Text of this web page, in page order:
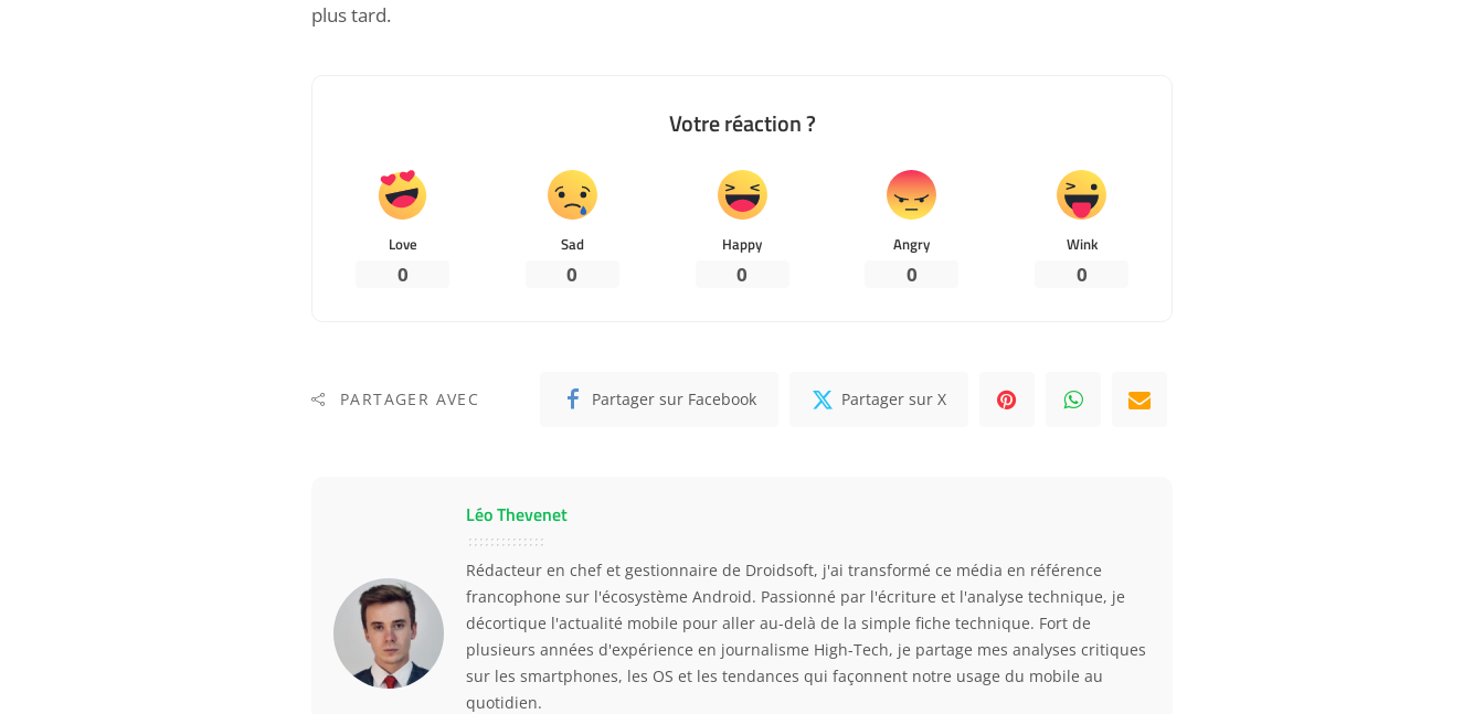
plus tard.
Votre réaction ?
Love
0
Sad
0
Happy
0
Angry
0
Wink
0
PARTAGER AVEC Partager sur Facebook Partager sur X
Léo Thevenet
Rédacteur en chef et gestionnaire de Droidsoft, j'ai transformé ce média en référence
francophone sur l'écosystème Android. Passionné par l'écriture et l'analyse technique, je
décortique l'actualité mobile pour aller au-delà de la simple fiche technique. Fort de
plusieurs années d'expérience en journalisme High-Tech, je partage mes analyses critiques
sur les smartphones, les OS et les tendances qui façonnent notre usage du mobile au
quotidien.